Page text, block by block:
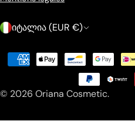
P
s
იტალია (EUR €)
© 2026 Oriana Cosmetic.
Méthodes
payement